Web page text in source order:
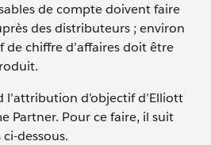
de compte doivent faire
des distributeurs ; environ
de chiffre d’affaires doit être
l’attribution d’objectif d’Elliott
Partner. Pour ce faire, il suit
dessous.